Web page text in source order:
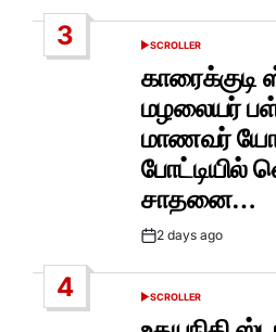
3
POSTED
SCROLLER
காரைக்குடி
மழலையர்
மாணவர்
போட்டியில்
சாதனை…
Post2 days ago
4
POSTED
SCROLLER